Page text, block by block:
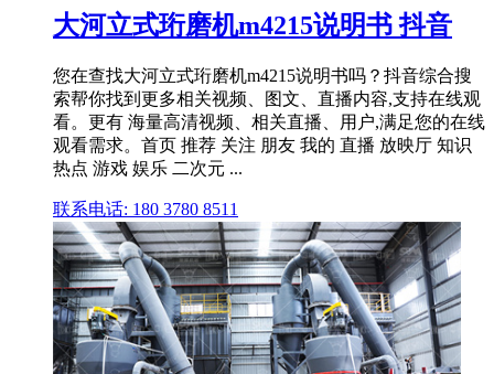
大河立式珩磨机m4215说明书 抖音
您在查找大河立式珩磨机m4215说明书吗？抖音综合搜
索帮你找到更多相关视频、图文、直播内容,支持在线观
看。更有 海量高清视频、相关直播、用户,满足您的在线
观看需求。首页 推荐 关注 朋友 我的 直播 放映厅 知识
热点 游戏 娱乐 二次元 ...
联系电话: 180 3780 8511